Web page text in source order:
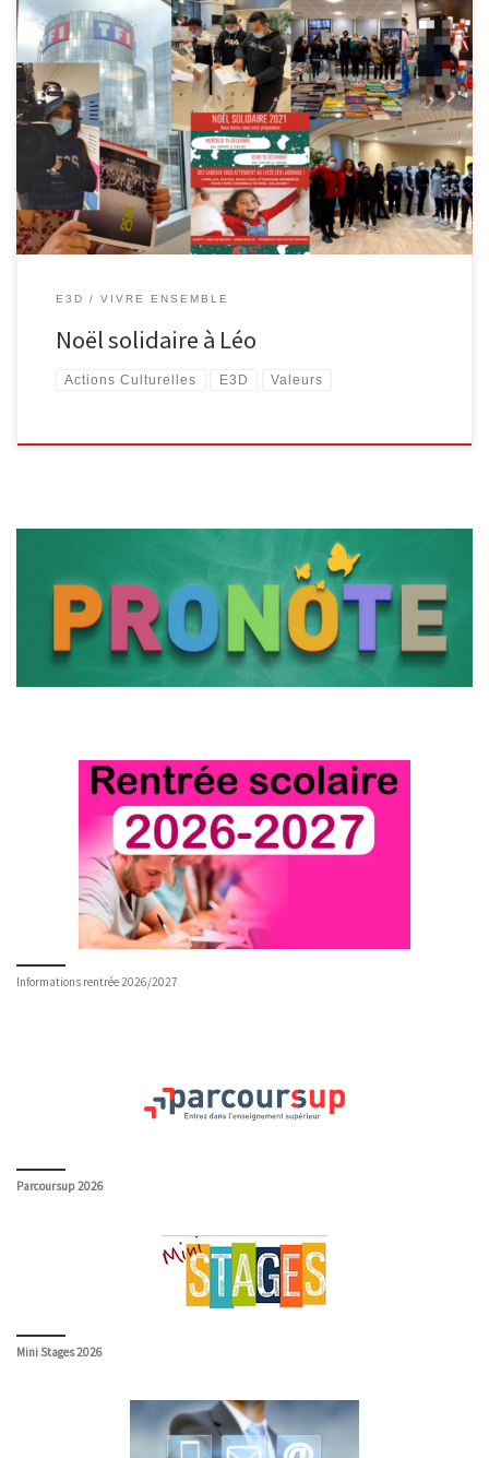
[…]
E3D VIVRE ENSEMBLE
Noël solidaire à Léo
Actions Culturelles E3D Valeurs
Informations rentrée 2026/2027
Parcoursup 2026
Mini Stages 2026